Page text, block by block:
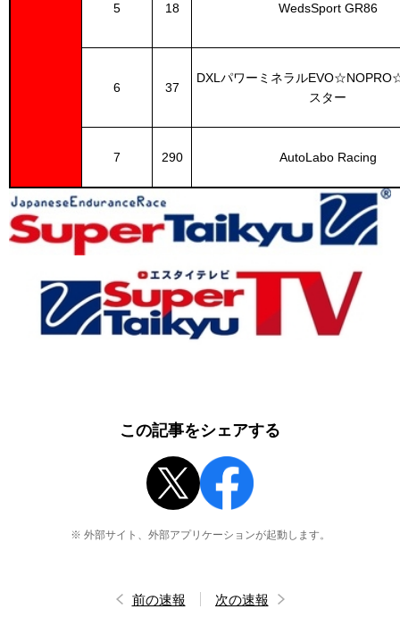
5 18 WedsSport GR86
6 37
DXLパワーミネラル
スター
7 290 AutoLabo Racing
この記事をシェアする
※ 外部サイト、外部アプリケーションが起動します。
前の速報 次の速報